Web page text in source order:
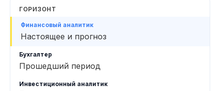
ГОРИЗОНТ
Настоящее и прогноз
Прошедший период